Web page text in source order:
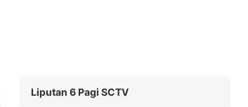
Liputan 6 Pagi SCTV